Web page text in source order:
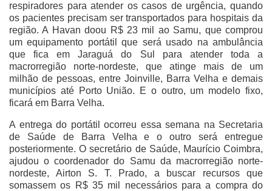
respiradores para atender os casos de urgência, quando
os pacientes precisam ser transportados para hospitais da
região. A Havan doou R$ 23 mil ao Samu, que comprou
um equipamento portátil que será usado na ambulância
que fica em Jaraguá do Sul para atender toda a
macrorregião norte-nordeste, que atinge mais de um
milhão de pessoas, entre Joinville, Barra Velha e demais
municípios até Porto União. E o outro, um modelo fixo,
ficará em Barra Velha.
A entrega do portátil ocorreu essa semana na Secretaria
de Saúde de Barra Velha e o outro será entregue
posteriormente. O secretário de Saúde, Maurício Coimbra,
ajudou o coordenador do Samu da macrorregião norte-
nordeste, Airton S. T. Prado, a buscar recursos que
somassem os R$ 35 mil necessários para a compra do